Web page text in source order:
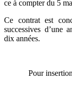
ce à compter du 5
Ce contrat est
successives d’une
dix années.
Pour insertion